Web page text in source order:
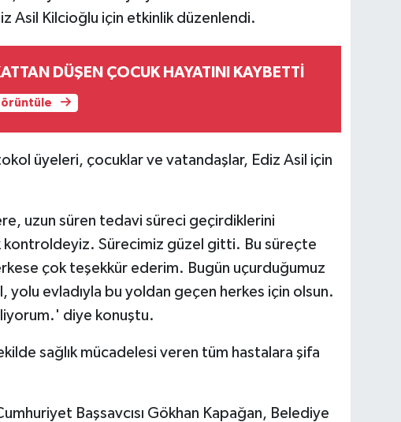
Asil Kilcioğlu için etkinlik düzenlendi.
DÜŞEN ÇOCUK HAYATINI KAYBETTİ
üyeleri, çocuklar ve vatandaşlar, Ediz Asil için
uzun süren tedavi süreci geçirdiklerini
kontroldeyiz. Sürecimiz güzel gitti. Bu süreçte
çok teşekkür ederim. Bugün uçurduğumuz
yolu evladıyla bu yoldan geçen herkes için olsun.
diye konuştu.
sağlık mücadelesi veren tüm hastalara şifa
Başsavcısı Gökhan Kapağan, Belediye